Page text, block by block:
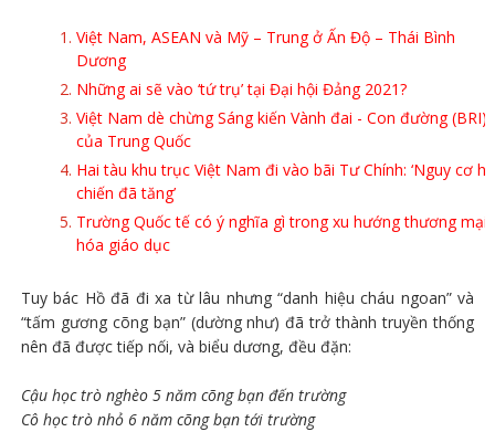
Việt Nam, ASEAN và Mỹ – Trung ở Ấn Độ – Thái Bình
Dương
Những ai sẽ vào ‘tứ trụ’ tại Đại hội Đảng 2021?
Việt Nam dè chừng Sáng kiến Vành đai - Con đường (BRI)
của Trung Quốc
Hai tàu khu trục Việt Nam đi vào bãi Tư Chính: ‘Nguy cơ
chiến đã tăng’
Trường Quốc tế có ý nghĩa gì trong xu hướng thương mại
hóa giáo dục
Tuy bác Hồ đã đi xa từ lâu nhưng “danh hiệu cháu ngoan” và
“tấm gương cõng bạn” (dường như) đã trở thành truyền thống
nên đã được tiếp nối, và biểu dương, đều đặn:
Cậu học trò nghèo 5 năm cõng bạn đến trường
Cô học trò nhỏ 6 năm cõng bạn tới trường